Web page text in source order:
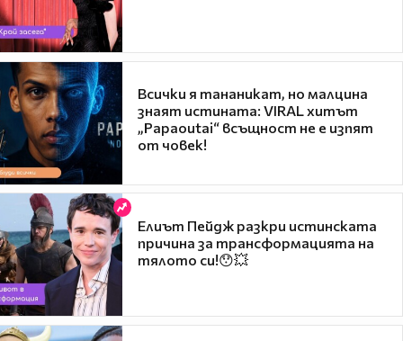
Всички я тананикат, но малцина
знаят истината: VIRAL хитът
„Papaoutai“ всъщност не е изпят
от човек!
Елиът Пейдж разкри истинската
причина за трансформацията на
тялото си!😯💥